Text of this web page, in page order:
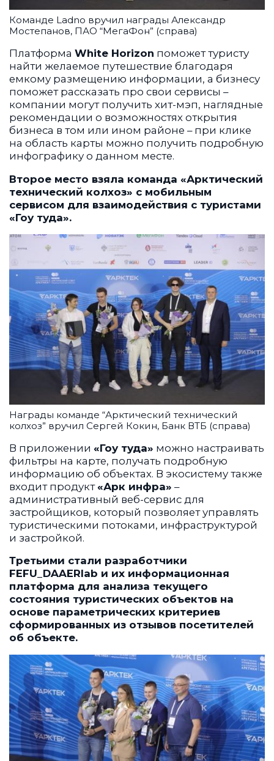
Команде Ladno вручил награды Александр
Мостепанов, ПАО “МегаФон” (справа)
Платформа White Horizon поможет туристу
найти желаемое путешествие благодаря
емкому размещению информации, а бизнесу
поможет рассказать про свои сервисы –
компании могут получить хит-мэп, наглядные
рекомендации о возможностях открытия
бизнеса в том или ином районе – при клике
на область карты можно получить подробную
инфографику о данном месте.
Второе место взяла команда «Арктический
технический колхоз» с мобильным
сервисом для взаимодействия с туристами
«Гоу туда».
Награды команде “Арктический технический
колхоз” вручил Сергей Кокин, Банк ВТБ (справа)
В приложении «Гоу туда» можно настраивать
фильтры на карте, получать подробную
информацию об объектах. В экосистему также
входит продукт«Арк инфра» –
административный веб-сервис для
застройщиков, который позволяет управлять
туристическими потоками, инфраструктурой
и застройкой.
Третьими стали разработчики
FEFU_DAAERlab и их информационная
платформа для анализа текущего
состояния туристических объектов на
основе параметрических критериев
сформированных из отзывов посетителей
об объекте.